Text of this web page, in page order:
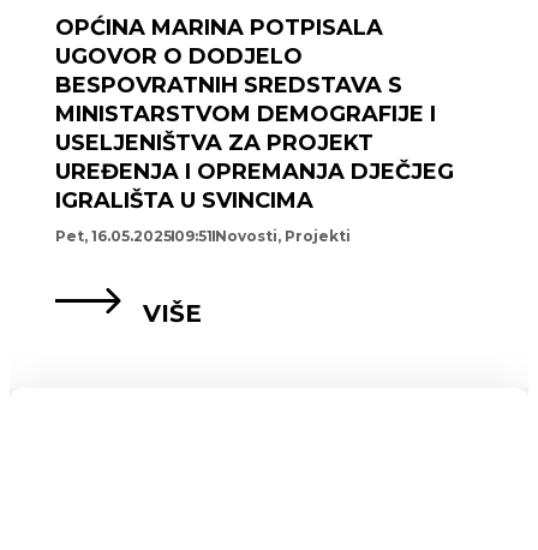
OPĆINA MARINA POTPISALA
UGOVOR O DODJELO
BESPOVRATNIH SREDSTAVA S
MINISTARSTVOM DEMOGRAFIJE I
USELJENIŠTVA ZA PROJEKT
UREĐENJA I OPREMANJA DJEČJEG
IGRALIŠTA U SVINCIMA
Pet, 16.05.2025 09:51 Novosti, Projekti
VIŠE